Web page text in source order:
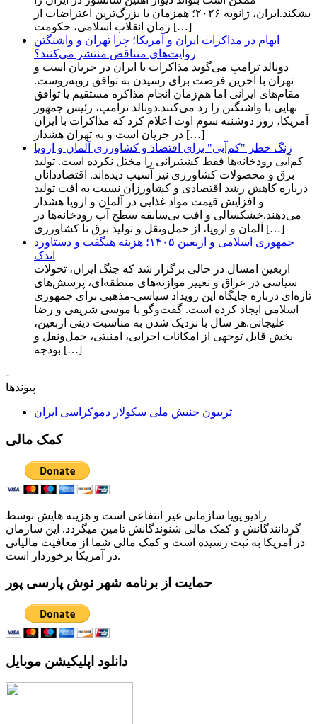
بشکند.ایران، ژانویه ۲۰۲۶؛ همزمان با بزرگ‌ترین اعتراضات از
زمان انقلاب اسلامی، حکومت […]
ابهام در مذاکرات ایران و آمریکا؛ چرا تهران و واشنگتن
روایت‌های متناقض منتشر می‌کنند؟
دونالد ترامپ می‌گوید مذاکرات با ایران در جریان است و
تهران با آخرین فرصت برای رسیدن به توافق روبه‌روست.
مقام‌های ایرانی اما هم‌زمان انجام مذاکره مستقیم یا توافق
نهایی با واشنگتن را رد می‌کنند.دونالد ترامپ، رئیس‌ جمهور
آمریکا، روز دوشنبه سوم اوت اعلام کرد که مذاکرات با ایران
در جریان است و به تهران هشدار […]
زنگ خطر "کم‌آبی" برای اقتصاد و کشاورزی آلمان و اروپا
کم‌آبی رودخانه‌ها فقط کشتیرانی را مختل نکرده است. تولید
برق و محصولات کشاورزی نیز آسیب دیده‌اند. اقتصاددانان
درباره کاهش رشد اقتصادی و کشاورزان نسبت به افت تولید
و افزایش قیمت مواد غذایی در آلمان و اروپا هشدار
می‌دهند.خشکسالی و افت بی‌سابقه سطح آب رودخانه‌ها در
آلمان و اروپا، از حمل‌ونقل و تولید برق تا کشاورزی […]
جمهوری اسلامی و اربعین ۱۴۰۵؛ هزینه هنگفت و دستاورد
اندک
اربعین امسال در حالی برگزار شد که جنگ ایران، تحولات
سیاسی در عراق و تغییر موازنه‌های منطقه‌ای، پرسش‌های
تازه‌ای درباره جایگاه این رویداد سیاسی-مذهبی برای جمهوری
اسلامی ایجاد کرده است. گفت‌وگو با موسی شریفی و رضا
علیجانی.هر سال با نزدیک شدن به مناسبت دینی اربعین،
بخش قابل توجهی از امکانات اجرایی، امنیتی، حمل‌ونقل و
بودجه […]
-
پیوندها
تریبون جنبش ملی سکولار دموکراسی ایران
کمک مالی
رادیو پویا سازمانی غیر انتفاعی است و هزینه هایش توسط
گردانندگانش و کمک مالی شنوندگانش تامین میگردد. این سازمان
در آمریکا به ثبت رسیده است و کمک مالی شما از معافیت مالیاتی
در آمریکا برخوردار است.
حمایت از برنامه شهر نوش پارسی پور
دانلود اپلیکیشن موبایل